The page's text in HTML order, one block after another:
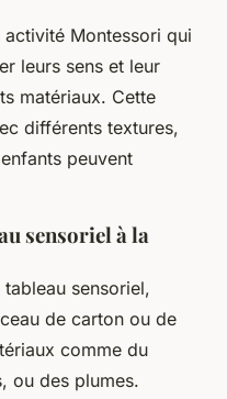
activité Montessori qui
leurs sens et leur
matériaux. Cette
différents textures,
peuvent
sensoriel à la
sensoriel,
de carton ou de
comme du
ou des plumes.